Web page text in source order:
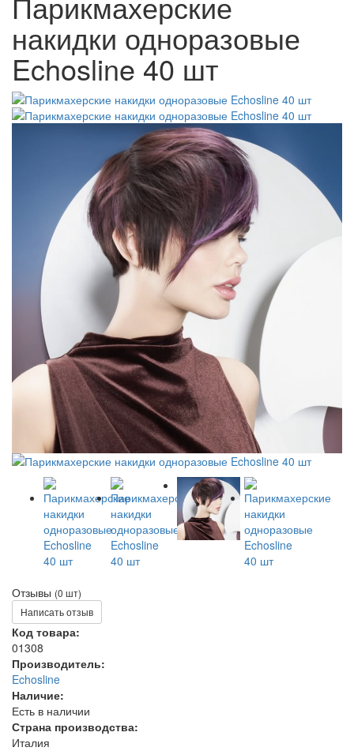
накидки одноразовые
Echosline 40 шт
Отзывы (0 шт)
Написать отзыв
Код товара:
01308
Производитель:
Echosline
Наличие:
Есть в наличии
Страна производства:
Италия